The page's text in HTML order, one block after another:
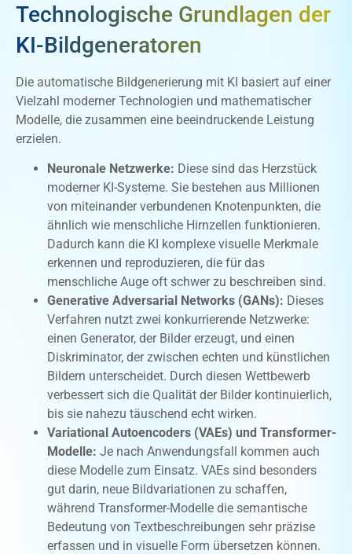
Technologische Grundlagen der
KI-Bildgeneratoren
Die automatische Bildgenerierung mit KI basiert auf einer
Vielzahl moderner Technologien und mathematischer
Modelle, die zusammen eine beeindruckende Leistung
erzielen.
Neuronale Netzwerke: Diese sind das Herzstück
moderner KI-Systeme. Sie bestehen aus Millionen
von miteinander verbundenen Knotenpunkten, die
ähnlich wie menschliche Hirnzellen funktionieren.
Dadurch kann die KI komplexe visuelle Merkmale
erkennen und reproduzieren, die für das
menschliche Auge oft schwer zu beschreiben sind.
Generative Adversarial Networks (GANs): Dieses
Verfahren nutzt zwei konkurrierende Netzwerke:
einen Generator, der Bilder erzeugt, und einen
Diskriminator, der zwischen echten und künstlichen
Bildern unterscheidet. Durch diesen Wettbewerb
verbessert sich die Qualität der Bilder kontinuierlich,
bis sie nahezu täuschend echt wirken.
Variational Autoencoders (VAEs) und Transformer-
Modelle: Je nach Anwendungsfall kommen auch
diese Modelle zum Einsatz. VAEs sind besonders
gut darin, neue Bildvariationen zu schaffen,
während Transformer-Modelle die semantische
Bedeutung von Textbeschreibungen sehr präzise
erfassen und in visuelle Form übersetzen können.